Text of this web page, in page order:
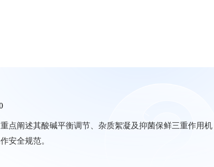
点阐述其酸碱平衡调节、杂质絮凝及抑菌保鲜三重作用机
安全规范。